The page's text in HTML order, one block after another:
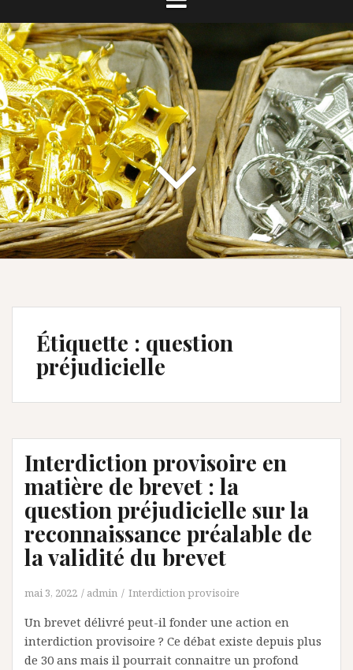
Étiquette : question
préjudicielle
Interdiction provisoire en
matière de brevet : la
question préjudicielle sur la
reconnaissance préalable de
la validité du brevet
mai 3, 2022 admin Interdiction provisoire
Un brevet délivré peut-il fonder une action en
interdiction provisoire ? Ce débat existe depuis plus
de 30 ans mais il pourrait connaitre un profond